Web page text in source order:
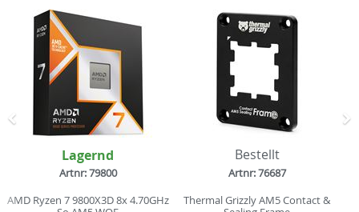
Lagernd
Artnr: 79800
AMD Ryzen 7 9800X3D 8x 4.70GHz
Bestellt
Artnr: 76687
Thermal Grizzly AM5 Contact &
Zurück